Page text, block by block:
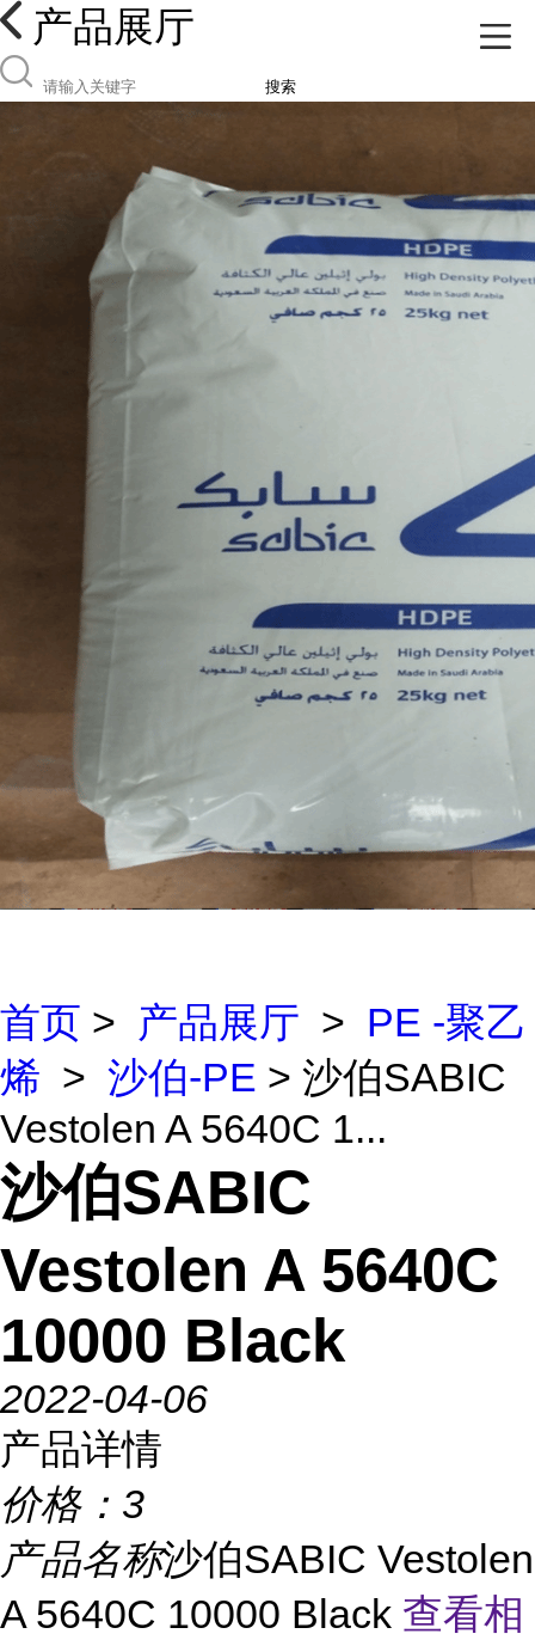
产品展厅
搜索
首页 > 产品展厅 > PE -聚乙
烯 > 沙伯-PE > 沙伯SABIC
Vestolen A 5640C 1...
沙伯SABIC
Vestolen A 5640C
10000 Black
2022-04-06
产品详情
价格： 3
产品名称沙伯SABIC Vestolen
A 5640C 10000 Black 查看相